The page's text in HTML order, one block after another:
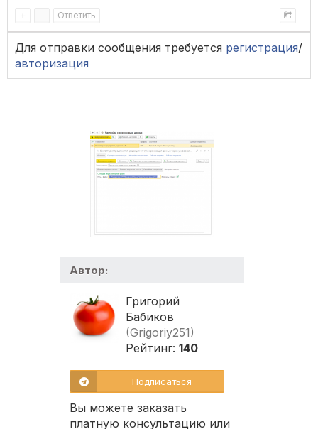
+ – Ответить
Для отправки сообщения требуется регистрация/
авторизация
Автор:
Григорий
Бабиков
(Grigoriy251)
Рейтинг: 140
Подписаться
Вы можете заказать
платную консультацию или